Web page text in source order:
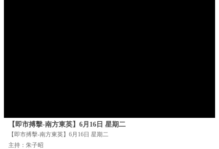
【即市搏擊-南方東英】6月16日 星期二
【即市搏擊-南方東英】6月16日 星期二
主持：朱子昭